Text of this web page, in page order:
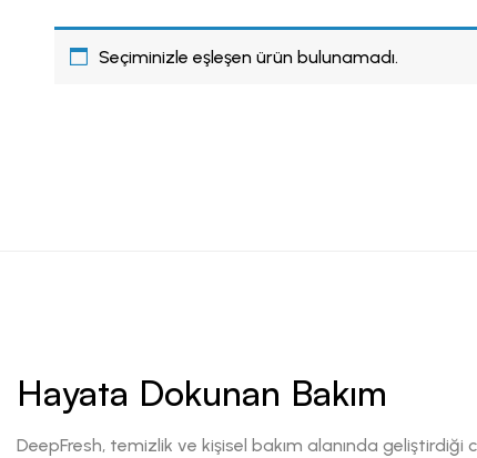
Seçiminizle eşleşen ürün bulunamadı.
Hayata Dokunan Bakım
DeepFresh, temizlik ve kişisel bakım alanında geliştirdiği